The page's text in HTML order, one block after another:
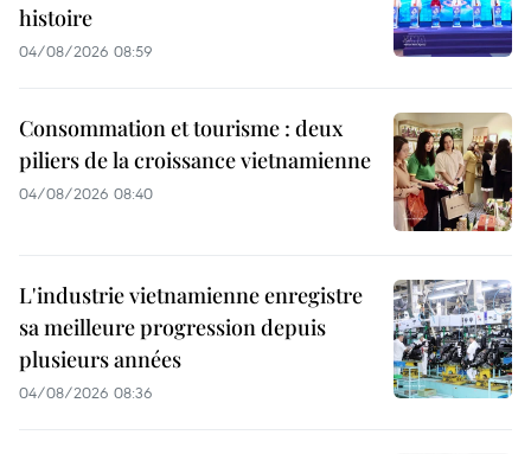
histoire
04/08/2026 08:59
Consommation et tourisme : deux
piliers de la croissance vietnamienne
04/08/2026 08:40
L'industrie vietnamienne enregistre
sa meilleure progression depuis
plusieurs années
04/08/2026 08:36